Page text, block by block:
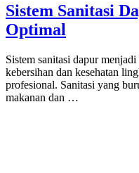
Sistem Sanitasi
Optimal
Sistem sanitasi dapur
kebersihan dan kesehatan
profesional. Sanitasi yang
makanan dan …